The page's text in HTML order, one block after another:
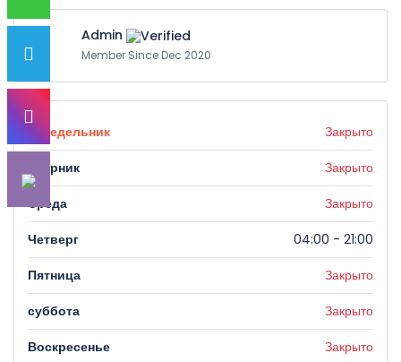
Admin
Member Since Dec 2020
понедельник
Закрыто
вторник
Закрыто
Среда
Закрыто
Четверг
04:00 - 21:00
Пятница
Закрыто
суббота
Закрыто
Воскресенье
Закрыто